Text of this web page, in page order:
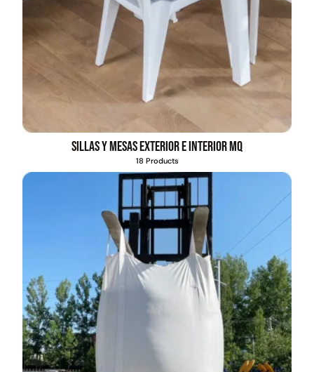
Sillas y mesas exterior e interior MQ
18 Products